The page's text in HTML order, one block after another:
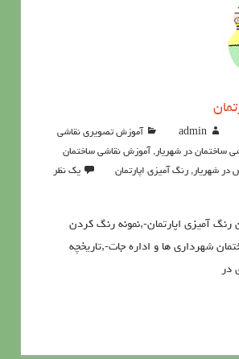
admin
آموزش تصویری نقاشی
ساختمان در شهریار, آموزش نقاشی ساختمان
در شهریار, رنگ آميزي اپارتمان
یک نظر
رنگ آميزي اپارتمان-,نمونه رنگ کردن
شهرداری ها و اداره جات-,تاریخچه
در